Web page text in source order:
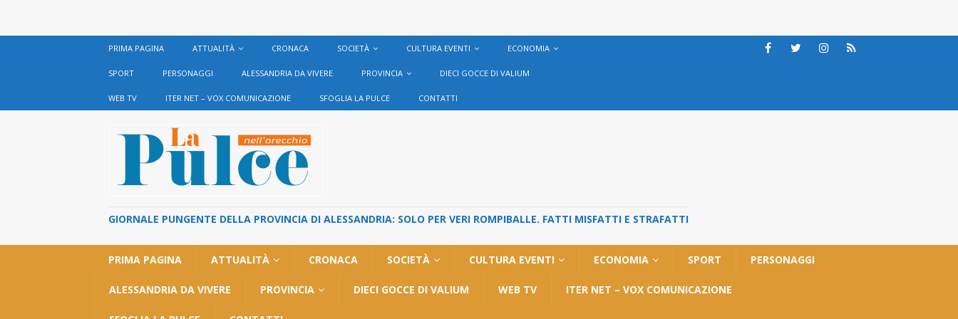
PRIMA PAGINA ATTUALITÀ CRONACA SOCIETÀ CULTURA EVENTI ECONOMIA
SPORT PERSONAGGI ALESSANDRIA DA VIVERE PROVINCIA DIECI GOCCE DI VALIUM
WEB TV ITER NET – VOX COMUNICAZIONE SFOGLIA LA PULCE CONTATTI
GIORNALE PUNGENTE DELLA PROVINCIA DI ALESSANDRIA: SOLO PER VERI ROMPIBALLE. FATTI MISFATTI E STRAFATTI
PRIMA PAGINA ATTUALITÀ CRONACA SOCIETÀ CULTURA EVENTI ECONOMIA SPORT PERSONAGGI
ALESSANDRIA DA VIVERE PROVINCIA DIECI GOCCE DI VALIUM WEB TV ITER NET – VOX COMUNICAZIONE